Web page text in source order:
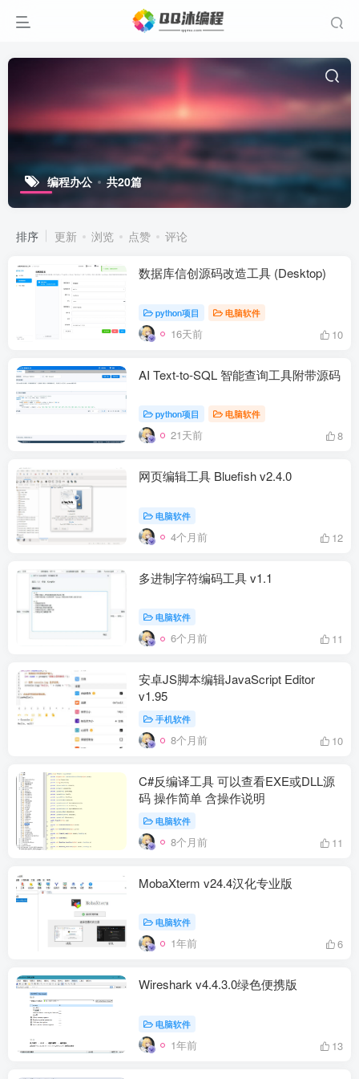
编程办公 共20篇
排序 更新 浏览 点赞 评论
数据库信创源码改造工具 (Desktop)
python项目 电脑软件
16天前 10
AI Text-to-SQL 智能查询工具附带源码
python项目 电脑软件
21天前 8
网页编辑工具 Bluefish v2.4.0
电脑软件
4个月前 12
多进制字符编码工具 v1.1
电脑软件
6个月前 11
安卓JS脚本编辑JavaScript Editor
v1.95
手机软件
8个月前 10
C#反编译工具 可以查看EXE或DLL源
码 操作简单 含操作说明
电脑软件
8个月前 11
MobaXterm v24.4汉化专业版
电脑软件
1年前 6
Wireshark v4.4.3.0绿色便携版
电脑软件
1年前 13